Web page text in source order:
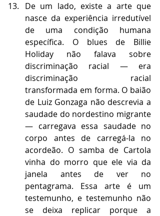
De um lado, existe a arte que
nasce da experiência irredutível
de uma condição humana
específica. O blues de Billie
Holiday não falava sobre
discriminação racial — era
discriminação racial
transformada em forma. O baião
de Luiz Gonzaga não descrevia a
saudade do nordestino migrante
— carregava essa saudade no
corpo antes de carregá-la no
acordeão. O samba de Cartola
vinha do morro que ele via da
janela antes de ver no
pentagrama. Essa arte é um
testemunho, e testemunho não
se deixa replicar porque a